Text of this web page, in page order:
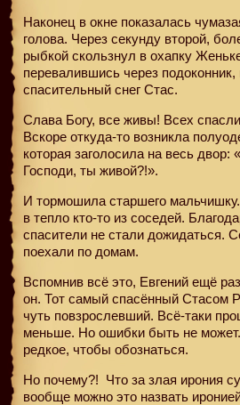
Наконец в окне показалась
голова. Через секунду второй,
рыбкой скользнул в охапку
перевалившись через
спасительный снег Стас.
Слава Богу, все живы! Всех
Вскоре откуда-то возникла
которая заголосила на весь двор:
Господи, ты живой?!».
И тормошила старшего
в тепло кто-то из соседей.
спасители не стали дожидаться.
поехали по домам.
Вспомнив всё это, Евгений ещё
он. Тот самый спасённый Стасом
чуть повзрослевший. Всё-таки
меньше. Но ошибки быть не
редкое, чтобы обознаться.
Но почему?! Что за злая ирония
вообще можно это назвать